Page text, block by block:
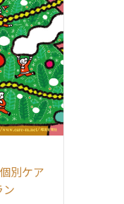
別ケア
ン